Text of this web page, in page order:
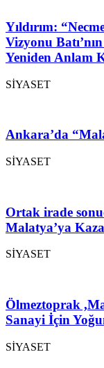
Yıldırım:
Vizyonu
Yeniden Anlam
SİYASET
Ankara’da
SİYASET
Ortak irade
Malatya’ya
SİYASET
Ölmeztoprak
Sanayi İçin
SİYASET